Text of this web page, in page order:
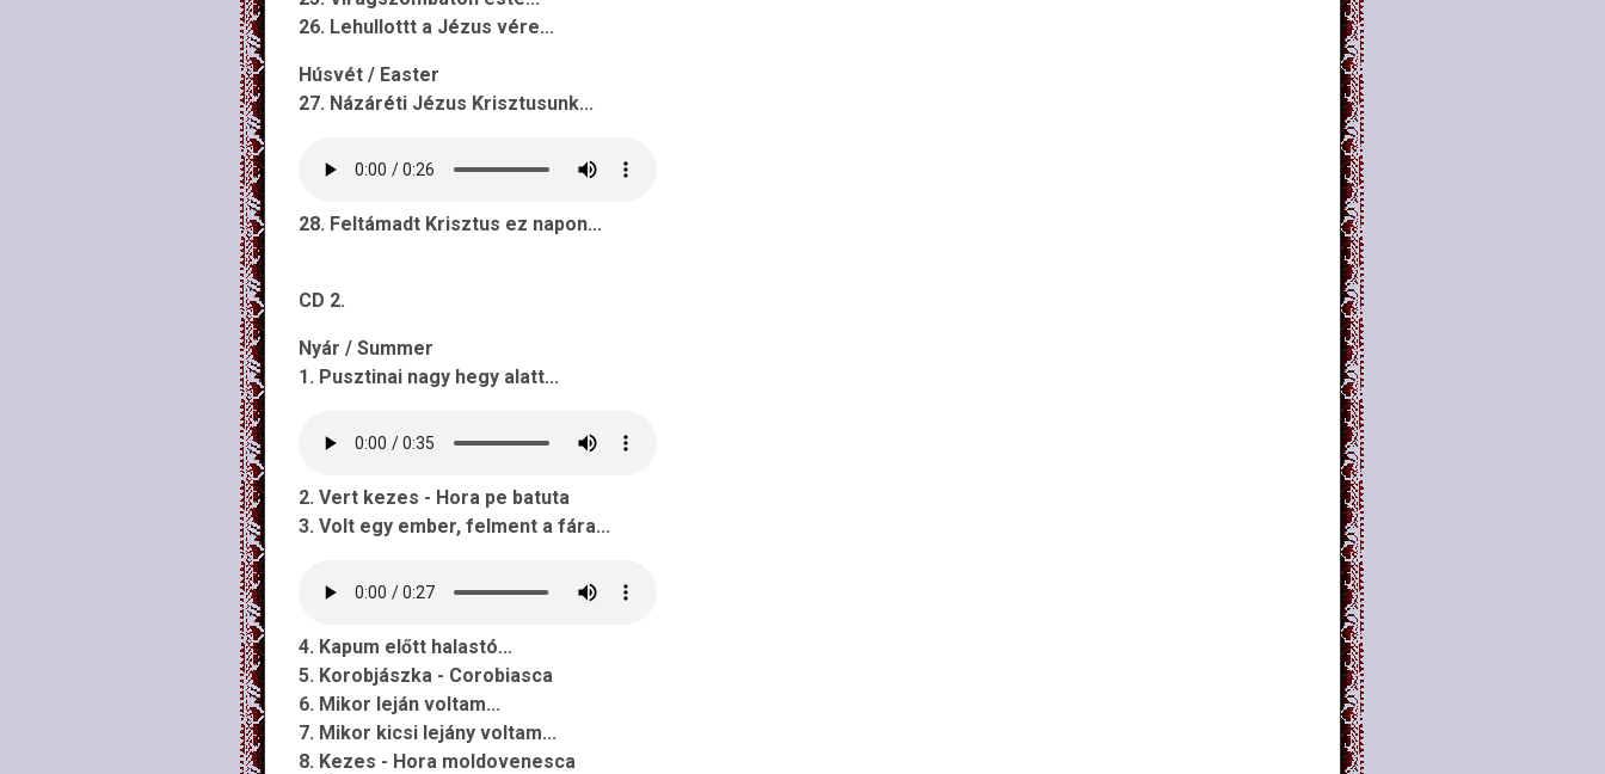
26. Lehullottt a Jézus vére...
Húsvét / Easter
27. Názáréti Jézus Krisztusunk...
28. Feltámadt Krisztus ez napon...
CD 2.
Nyár / Summer
1. Pusztinai nagy hegy alatt...
2. Vert kezes - Hora pe batuta
3. Volt egy ember, felment a fára...
4. Kapum előtt halastó...
5. Korobjászka - Corobiasca
6. Mikor leján voltam...
7. Mikor kicsi lejány voltam...
8. Kezes - Hora moldovenesca